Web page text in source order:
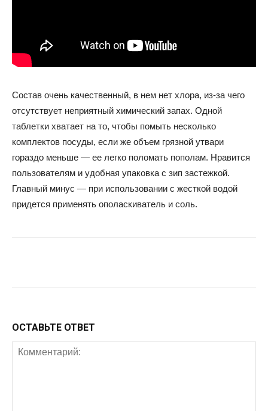
Состав очень качественный, в нем нет хлора, из-за чего
отсутствует неприятный химический запах. Одной
таблетки хватает на то, чтобы помыть несколько
комплектов посуды, если же объем грязной утвари
гораздо меньше — ее легко поломать пополам. Нравится
пользователям и удобная упаковка с зип застежкой.
Главный минус — при использовании с жесткой водой
придется применять ополаскиватель и соль.
ОСТАВЬТЕ ОТВЕТ